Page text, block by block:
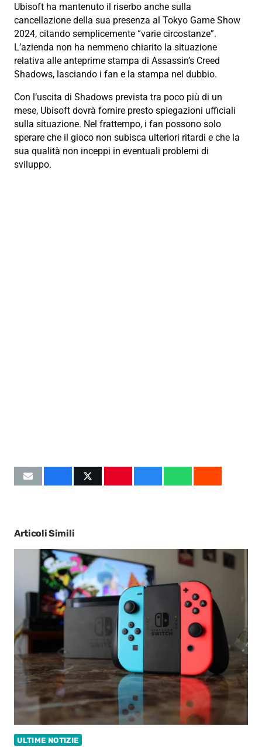
Ubisoft ha mantenuto il riserbo anche sulla
cancellazione della sua presenza al Tokyo Game Show
2024, citando semplicemente “varie circostanze”.
L’azienda non ha nemmeno chiarito la situazione
relativa alle anteprime stampa di Assassin’s Creed
Shadows, lasciando i fan e la stampa nel dubbio.
Con l’uscita di Shadows prevista tra poco più di un
mese, Ubisoft dovrà fornire presto spiegazioni ufficiali
sulla situazione. Nel frattempo, i fan possono solo
sperare che il gioco non subisca ulteriori ritardi e che la
sua qualità non inceppi in eventuali problemi di
sviluppo.
Articoli Simili
ULTIME NOTIZIE